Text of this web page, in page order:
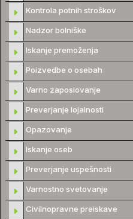
Kontrola potnih stroškov
Nadzor bolniške
Iskanje premoženja
Poizvedbe o osebah
Varno zaposlovanje
Preverjanje lojalnosti
Opazovanje
Iskanje oseb
Preverjanje uspešnosti
Varnostno svetovanje
Civilnopravne preiskave